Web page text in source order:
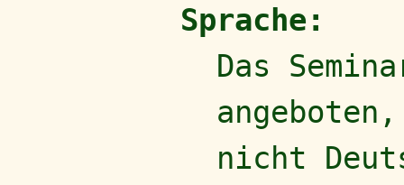
Sprache:
Das
nicht